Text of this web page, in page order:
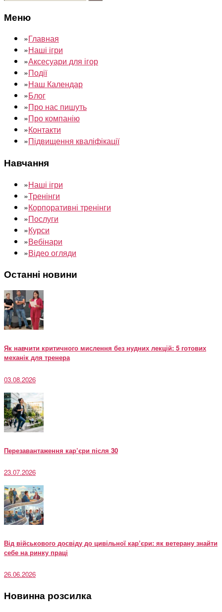
Меню
»Главная
»Наші ігри
»Аксесуари для ігор
»Події
»Наш Календар
»Блог
»Про нас пишуть
»Про компанію
»Контакти
»Підвищення кваліфікації
Навчання
»Наші ігри
»Тренінги
»Корпоративні тренінги
»Послуги
»Курси
»Вебінари
»Відео огляди
Останні новини
Як навчити критичного мислення без нудних лекцій: 5 готових
механік для тренера
03.08.2026
Перезавантаження кар’єри після 30
23.07.2026
Від військового досвіду до цивільної кар’єри: як ветерану знайти
себе на ринку праці
26.06.2026
Новинна розсилка